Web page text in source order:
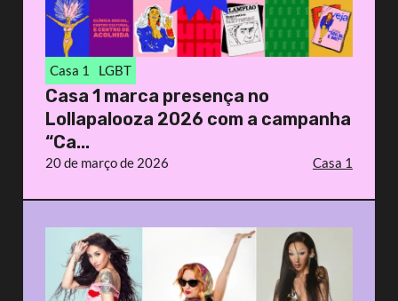
Casa 1 LGBT
Casa 1 marca presença no
Lollapalooza 2026 com a campanha
“Ca...
20 de março de 2026 Casa 1